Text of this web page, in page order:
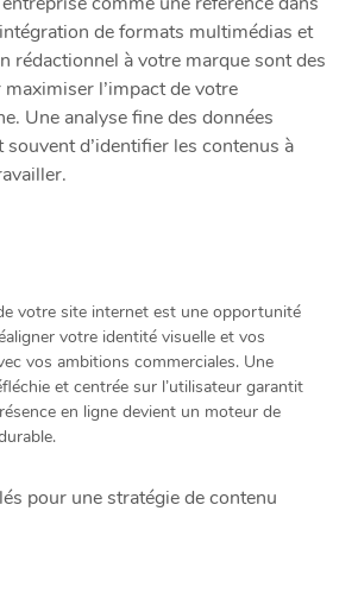
de formats multimédias et
rédactionnel à votre marque sont des
l’impact de votre
Une analyse fine des données
d’identifier les contenus à
votre site internet est une opportunité
votre identité visuelle et vos
vos ambitions commerciales. Une
et centrée sur l’utilisateur garantit
en ligne devient un moteur de
pour une stratégie de contenu